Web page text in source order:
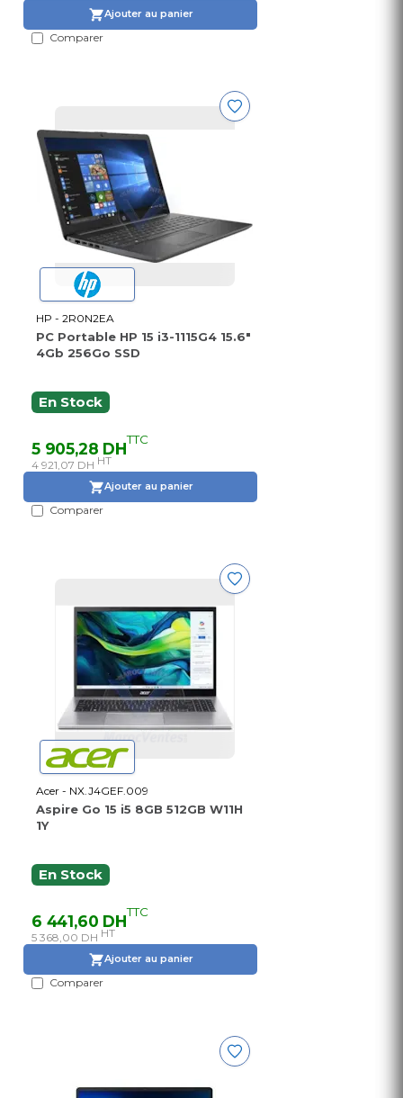
Ajouter au panier
Comparer
HP - 2R0N2EA
PC Portable HP 15 i3-1115G4 15.6″
4Gb 256Go SSD
En Stock
5 905,28 DHTTC
4 921,07 DH HT
Ajouter au panier
Comparer
Acer - NX.J4GEF.009
Aspire Go 15 i5 8GB 512GB W11H
1Y
En Stock
6 441,60 DHTTC
5 368,00 DH HT
Ajouter au panier
Comparer